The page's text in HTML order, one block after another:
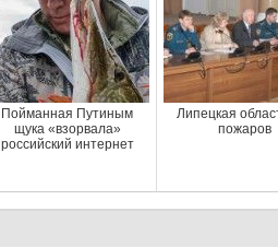
Пойманная Путиным
щука «взорвала»
российский интернет
Липецкая
пожаров